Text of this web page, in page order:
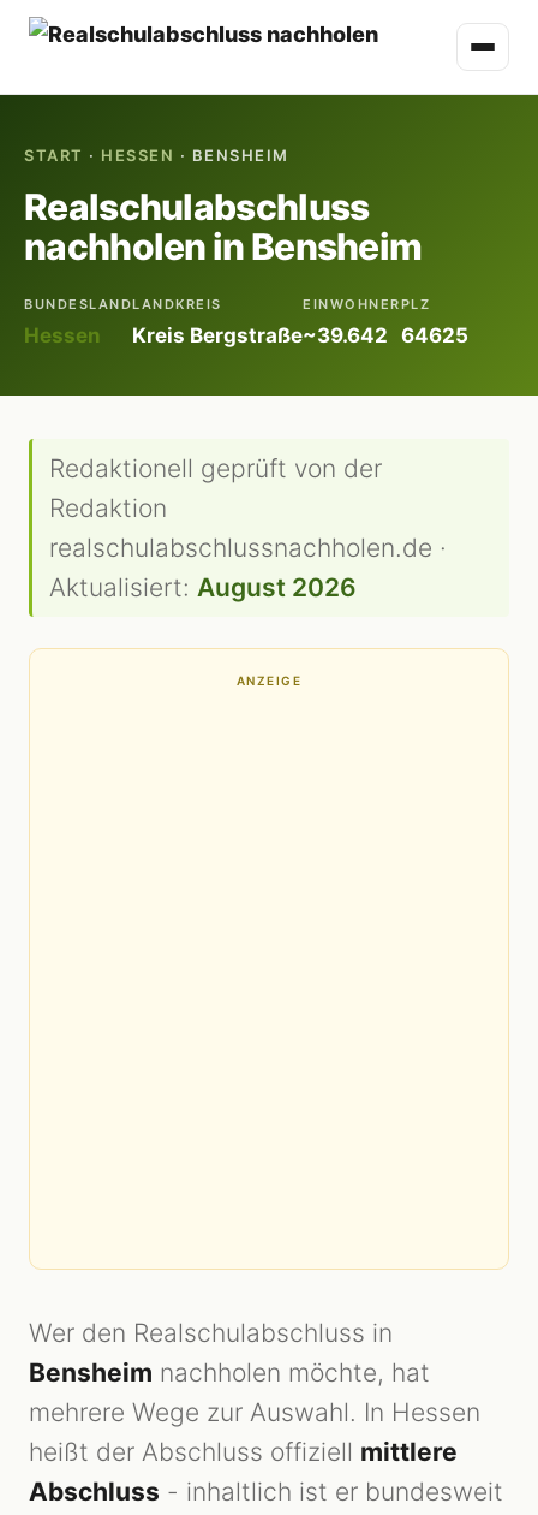
START · HESSEN · BENSHEIM
Realschulabschluss
nachholen in Bensheim
BUNDESLAND
Hessen
LANDKREIS
Kreis Bergstraße
EINWOHNER
~39.642
PLZ
64625
Redaktionell geprüft von der
Redaktion
realschulabschlussnachholen.de ·
Aktualisiert: August 2026
ANZEIGE
Wer den Realschulabschluss in
Bensheim nachholen möchte, hat
mehrere Wege zur Auswahl. In Hessen
heißt der Abschluss offiziell mittlere
Abschluss - inhaltlich ist er bundesweit